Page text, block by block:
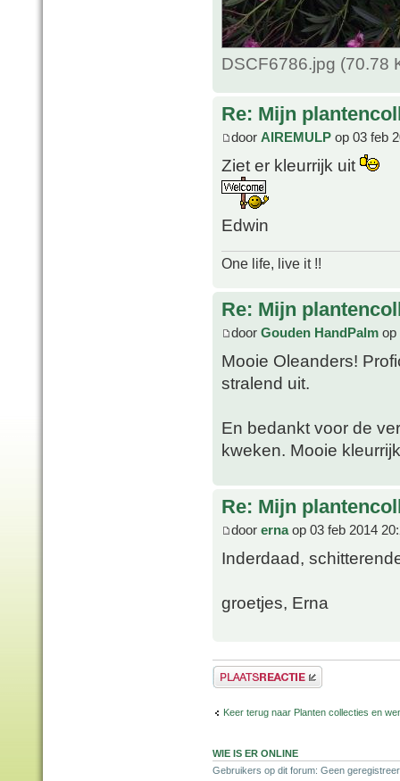
DSCF6786.jpg (70.78
Re: Mijn
door AIREMULP op 03 feb
Ziet er kleurrijk uit
Edwin
One life, live it !!
Re: Mijn
door Gouden HandPalm op
Mooie Oleanders!
stralend uit.
En bedankt voor de
kweken. Mooie
Re: Mijn
door ernaop 03 feb 2014
Inderdaad,
groetjes, Erna
Plaats een reactie
Keer terug naar Planten collecties en
WIE IS ER ONLINE
Gebruikers op dit forum: Geen